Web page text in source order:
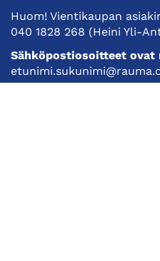
Huom! Vientikaupan
040 1828 268 (Heini Yli-
Sähköpostiosoitteet ovat